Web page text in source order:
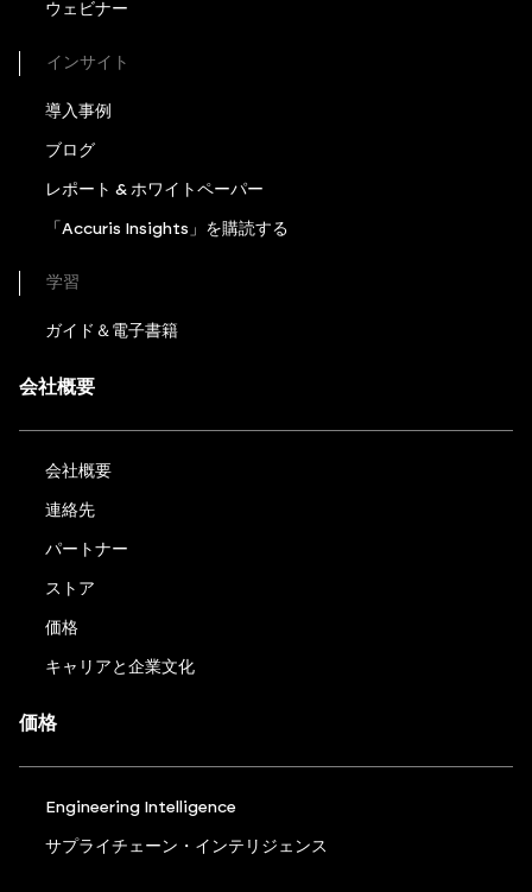
ウェビナー
インサイト
導入事例
ブログ
レポート & ホワイトペーパー
「Accuris Insights」を購読する
学習
ガイド＆電子書籍
会社概要
会社概要
連絡先
パートナー
ストア
価格
キャリアと企業文化
価格
Engineering Intelligence
サプライチェーン・インテリジェンス